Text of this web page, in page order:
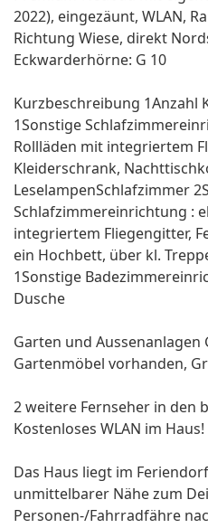
2022), eingezäunt, WLAN,
Richtung Wiese, direkt
Eckwarderhörne: G 10
Kurzbeschreibung 1Anzahl
1Sonstige
Rollläden mit integriertem
Kleiderschrank,
LeselampenSchlafzimmer
Schlafzimmereinrichtung :
integriertem Fliegengitter,
ein Hochbett, über kl.
1Sonstige
Dusche
Garten und
Gartenmöbel vorhanden,
2 weitere Fernseher in den
Kostenloses WLAN im Haus!
Das Haus liegt im
unmittelbarer Nähe zum
Personen-/Fahrradfähre